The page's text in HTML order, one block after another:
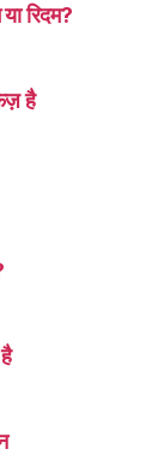
रिदम?
है